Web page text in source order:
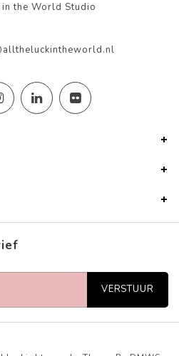
the World Studio
VERSTUUR